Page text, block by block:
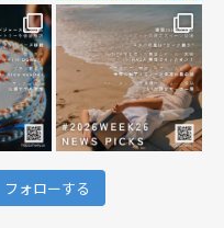
フォローする